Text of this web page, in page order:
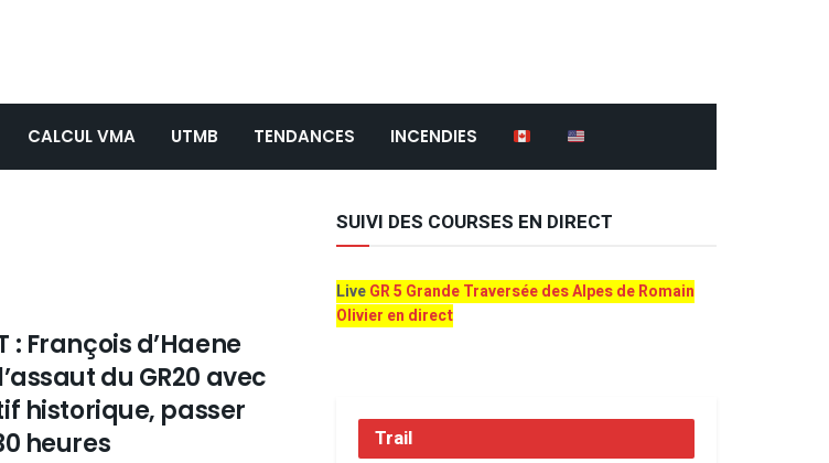
CALCUL VMA UTMB TENDANCES INCENDIES
: François d’Haene
du GR20 avec
historique, passer
heures
SUIVI DES COURSES EN DIRECT
LiveGR 5 Grande Traversée des Alpes de Romain
Olivier en direct
Trail